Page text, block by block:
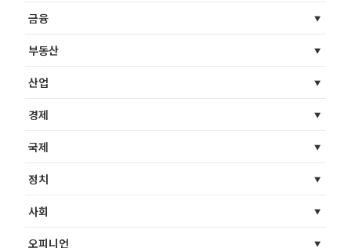
금융
부동산
산업
경제
국제
정치
사회
오피니언